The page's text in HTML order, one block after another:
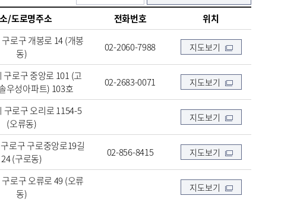
/도로명주소 전화번호 위치
로구 개봉로 14 (개봉
동)
02-2060-7988 지도보기
구로구 중앙로 101 (고
우성아파트) 103호
02-2683-0071 지도보기
구로구 오리로 1154-5
(오류동)
지도보기
로구 구로중앙로19길
24 (구로동)
02-856-8415 지도보기
로구 오류로 49 (오류
동)
지도보기